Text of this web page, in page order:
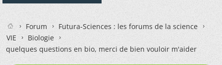
Forum
Futura-Sciences : les forums de la science
VIE
Biologie
quelques questions en bio, merci de bien vouloir m'aider